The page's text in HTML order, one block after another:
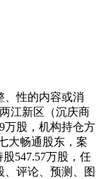
性的内容或消
江新区（沉庆商
万股，机构持仓方
大畅通股东，案
547.57万股，任
、评论、预测、图